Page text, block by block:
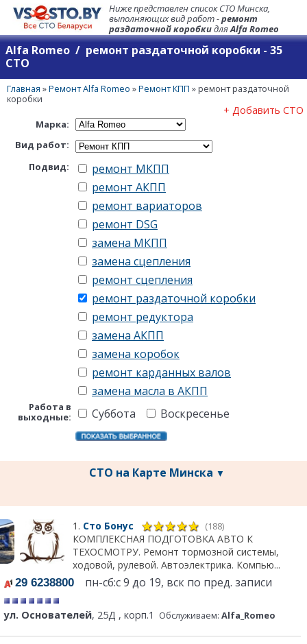
Ниже представлен список СТО Минска,
выполняющих вид работ -ремонт
раздаточной коробкидляAlfa Romeo
Alfa Romeo / ремонт раздаточной коробки - 35
СТО
Главная »Ремонт Alfa Romeo »Ремонт КПП »ремонт раздаточной
коробки
+ Добавить СТО
Марка:
Вид работ:
Подвид:
ремонт МКПП
ремонт АКПП
ремонт вариаторов
ремонт DSG
замена МКПП
замена сцепления
ремонт сцепления
ремонт раздаточной коробки
ремонт редуктора
замена АКПП
замена коробок
ремонт карданных валов
замена масла в АКПП
Работа в
выходные:
Суббота Воскресенье
СТО на Карте Минска ▼
1. Сто Бонус (188)
КОМПЛЕКСНАЯ ПОДГОТОВКА АВТО К
ТЕХОСМОТРУ. Ремонт тормозной системы,
ходовой, рулевой. Автоэлектрика. Компью...
29 6238800 пн-сб:с 9 до 19, вск по пред. записи
ул. Основателей, 25Д , корп.1 Обслуживаем: Alfa_Romeo